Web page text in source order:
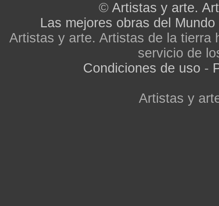
© Artistas y arte.
Las mejores obras del Mundo
Artistas y arte. Artistas de la tierra
servicio de
Condiciones de uso -
Artistas y